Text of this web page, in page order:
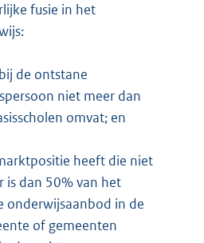
fusie in het
de ontstane
niet meer dan
omvat; en
heeft die niet
is dan 50% van het
onderwijsaanbod in de
of gemeenten